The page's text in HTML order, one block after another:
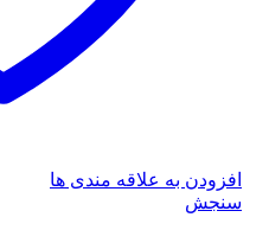
افزودن به علاقه مندی ها
سنجش